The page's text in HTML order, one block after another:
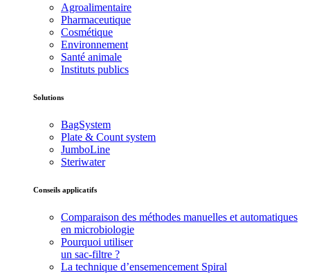
Agroalimentaire
Pharmaceutique
Cosmétique
Environnement
Santé animale
Instituts publics
Solutions
BagSystem
Plate & Count system
JumboLine
Steriwater
Conseils applicatifs
Comparaison des méthodes manuelles et automatiques
en microbiologie
Pourquoi utiliser
un sac-filtre ?
La technique d’ensemencement Spiral